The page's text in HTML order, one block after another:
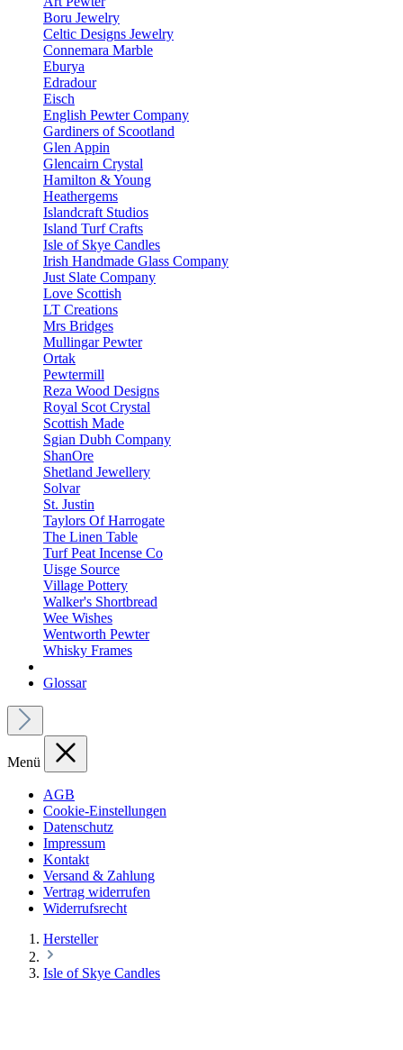
Boru Jewelry
Celtic Designs Jewelry
Connemara Marble
Eburya
Edradour
Eisch
English Pewter Company
Gardiners of Scootland
Glen Appin
Glencairn Crystal
Hamilton & Young
Heathergems
Islandcraft Studios
Island Turf Crafts
Isle of Skye Candles
Irish Handmade Glass Company
Just Slate Company
Love Scottish
LT Creations
Mrs Bridges
Mullingar Pewter
Ortak
Pewtermill
Reza Wood Designs
Royal Scot Crystal
Scottish Made
Sgian Dubh Company
ShanOre
Shetland Jewellery
Solvar
St. Justin
Taylors Of Harrogate
The Linen Table
Turf Peat Incense Co
Uisge Source
Village Pottery
Walker's Shortbread
Wee Wishes
Wentworth Pewter
Whisky Frames
Glossar
Menü
AGB
Cookie-Einstellungen
Datenschutz
Impressum
Kontakt
Versand & Zahlung
Vertrag widerrufen
Widerrufsrecht
Hersteller
Isle of Skye Candles